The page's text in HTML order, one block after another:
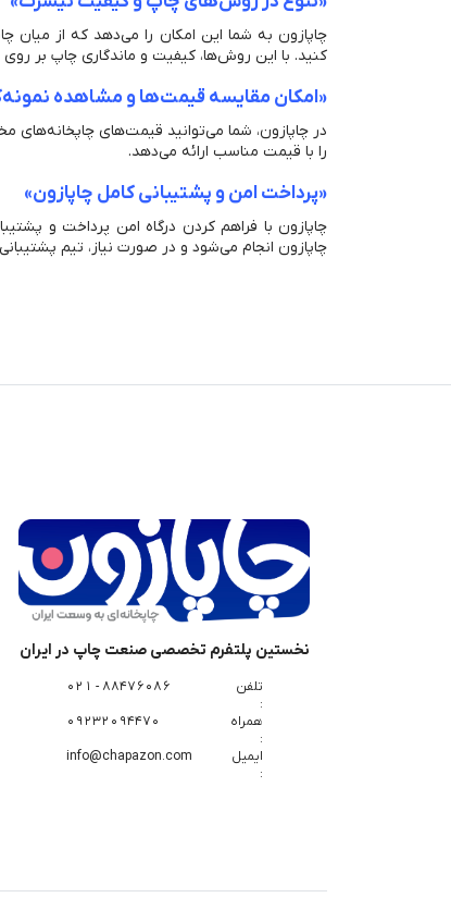
چاپازون به شما این امکان را می‌دهد که از میان
کنید. با این روش‌ها، کیفیت و ماندگاری چاپ بر
«امکان مقایسه قیمت‌ها و مشاهده
در چاپازون، شما می‌توانید قیمت‌های چاپخانه‌های
را با قیمت مناسب ارائه می‌دهد.
«پرداخت امن و پشتیبانی کامل چاپازون»
چاپازون با فراهم کردن درگاه امن پرداخت و
چاپازون انجام می‌شود و در صورت نیاز، تیم
نخستین پلتفرم تخصصی صنعت چاپ در ایران
تلفن
:
88476086 - 021
همراه
:
09232094470
ایمیل
:
info@chapazon.com